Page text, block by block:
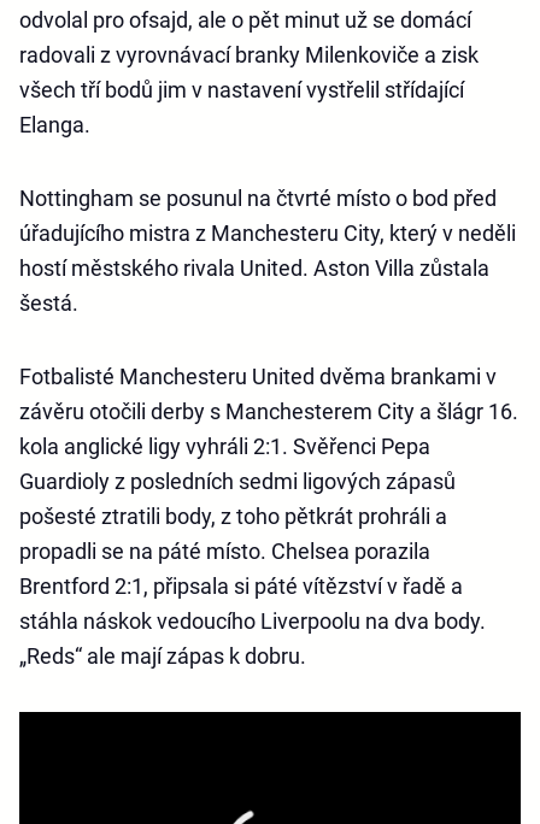
odvolal pro ofsajd, ale o pět minut už se domácí
radovali z vyrovnávací branky Milenkoviče a zisk
všech tří bodů jim v nastavení vystřelil střídající
Elanga.
Nottingham se posunul na čtvrté místo o bod před
úřadujícího mistra z Manchesteru City, který v neděli
hostí městského rivala United. Aston Villa zůstala
šestá.
Fotbalisté Manchesteru United dvěma brankami v
závěru otočili derby s Manchesterem City a šlágr 16.
kola anglické ligy vyhráli 2:1. Svěřenci Pepa
Guardioly z posledních sedmi ligových zápasů
pošesté ztratili body, z toho pětkrát prohráli a
propadli se na páté místo. Chelsea porazila
Brentford 2:1, připsala si páté vítězství v řadě a
stáhla náskok vedoucího Liverpoolu na dva body.
„Reds“ ale mají zápas k dobru.